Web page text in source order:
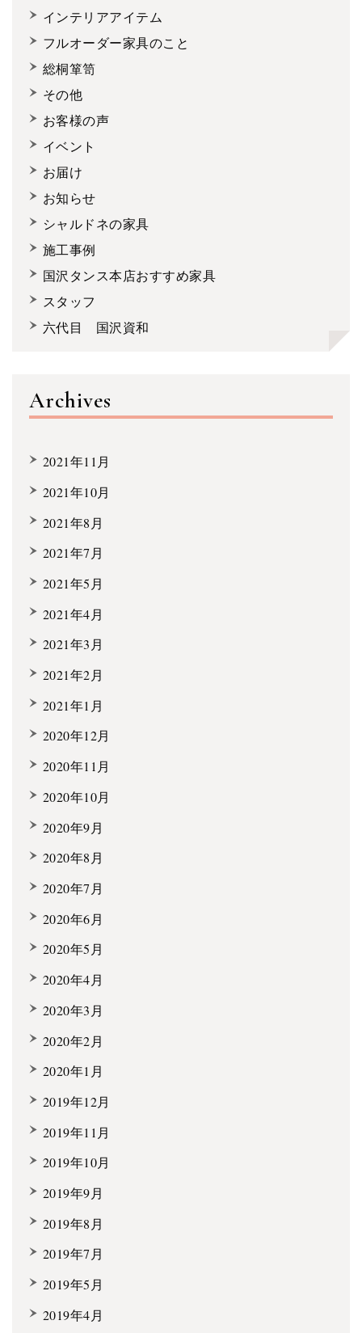
インテリアアイテム
フルオーダー家具のこと
総桐箪笥
その他
お客様の声
イベント
お届け
お知らせ
シャルドネの家具
施工事例
国沢タンス本店おすすめ家具
スタッフ
六代目 国沢資和
Archives
2021年11月
2021年10月
2021年8月
2021年7月
2021年5月
2021年4月
2021年3月
2021年2月
2021年1月
2020年12月
2020年11月
2020年10月
2020年9月
2020年8月
2020年7月
2020年6月
2020年5月
2020年4月
2020年3月
2020年2月
2020年1月
2019年12月
2019年11月
2019年10月
2019年9月
2019年8月
2019年7月
2019年5月
2019年4月